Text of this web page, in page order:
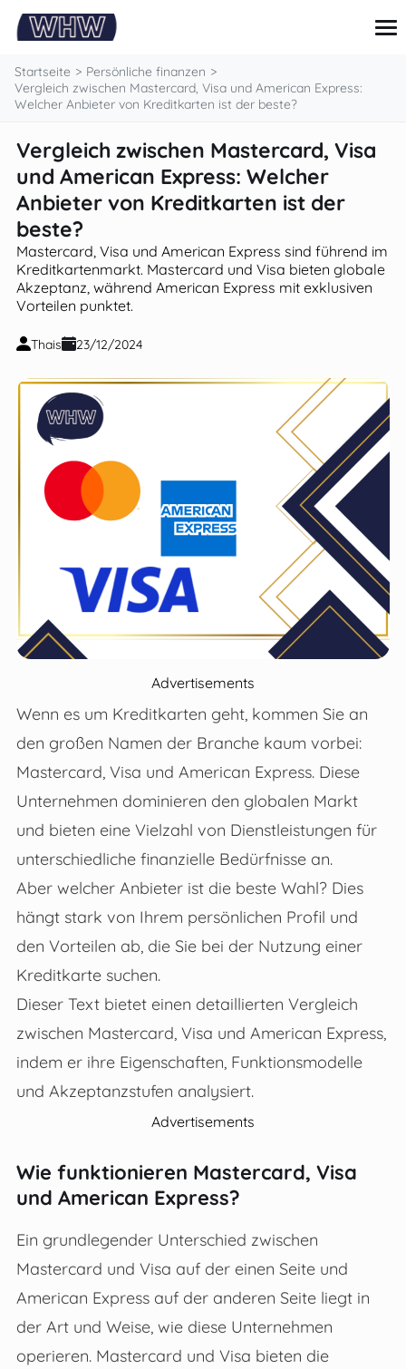
Darlehen
Persönliche finanzen
Tipps und anleitungen
Investitionen
Startseite
Persönliche finanzen
Vergleich zwischen Mastercard, Visa und American Express:
Welcher Anbieter von Kreditkarten ist der beste?
Vergleich zwischen Mastercard, Visa
und American Express: Welcher
Anbieter von Kreditkarten ist der
beste?
Mastercard, Visa und American Express sind führend im
Kreditkartenmarkt. Mastercard und Visa bieten globale
Akzeptanz, während American Express mit exklusiven
Vorteilen punktet.
Thais 23/12/2024
Advertisements
Wenn es um Kreditkarten geht, kommen Sie an
den großen Namen der Branche kaum vorbei:
Mastercard, Visa und American Express. Diese
Unternehmen dominieren den globalen Markt
und bieten eine Vielzahl von Dienstleistungen für
unterschiedliche finanzielle Bedürfnisse an.
Aber welcher Anbieter ist die beste Wahl? Dies
hängt stark von Ihrem persönlichen Profil und
den Vorteilen ab, die Sie bei der Nutzung einer
Kreditkarte suchen.
Dieser Text bietet einen detaillierten Vergleich
zwischen Mastercard, Visa und American Express,
indem er ihre Eigenschaften, Funktionsmodelle
und Akzeptanzstufen analysiert.
Advertisements
Wie funktionieren Mastercard, Visa
und American Express?
Ein grundlegender Unterschied zwischen
Mastercard und Visa auf der einen Seite und
American Express auf der anderen Seite liegt in
der Art und Weise, wie diese Unternehmen
operieren. Mastercard und Visa bieten die